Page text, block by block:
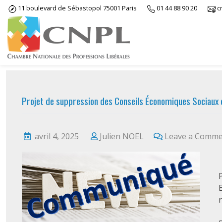
Skip
content
11 boulevard de Sébastopol 75001 Paris 01 44 88 90 20
Projet de suppression des Conseils Économiques
avril 4, 2025 Julien NOEL Leave a